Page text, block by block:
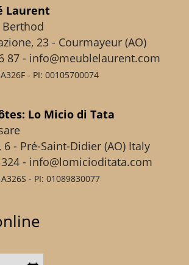
Laurent
23 - Courmayeur (AO)
87 - info@meublelaurent.com
- PI: 00105700074
Lo Micio di Tata
6 - Pré-Saint-Didier (AO) Italy
324 - info@lomicioditata.com
- PI: 01089830077